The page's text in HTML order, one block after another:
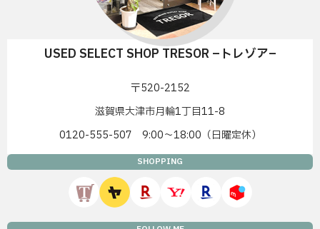
USED SELECT SHOP TRESOR –トレゾア–
〒520-2152
滋賀県大津市月輪1丁目11-8
0120-555-507 9:00〜18:00（日曜定休）
SHOPPING